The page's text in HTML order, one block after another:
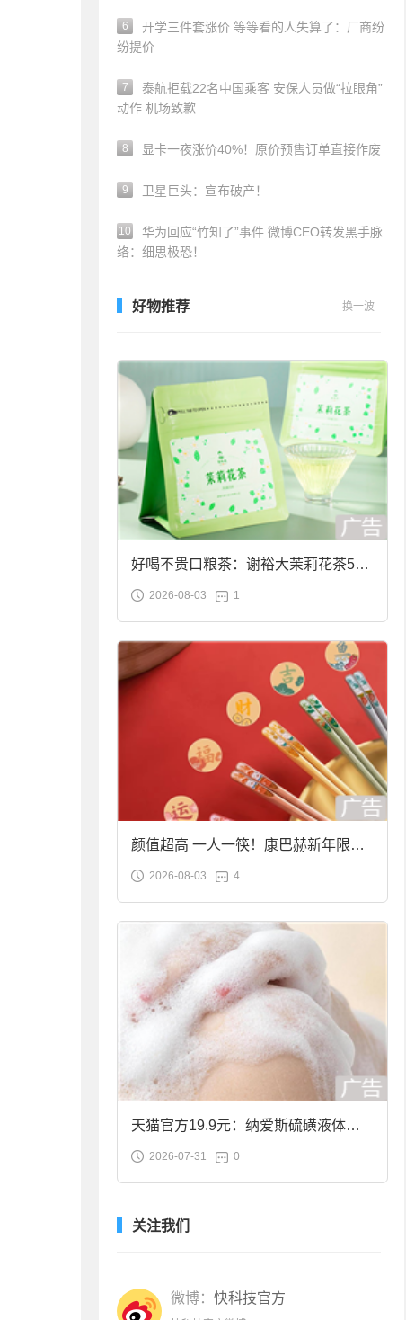
6
开学三件套涨价 等等看的人失算了：厂商纷
纷提价
7
泰航拒载22名中国乘客 安保人员做“拉眼角”
动作 机场致歉
8 显卡一夜涨价40%！原价预售订单直接作废
9 卫星巨头：宣布破产！
10
华为回应“竹知了”事件 微博CEO转发黑手脉
络：细思极恐！
好物推荐 换一波
好喝不贵口粮茶：谢裕大茉莉花茶50g
袋装9.9元到手
2026-08-03 1
颜值超高 一人一筷！康巴赫新年限定
合金筷子大促：19.9元
2026-08-03 4
天猫官方19.9元：纳爱斯硫磺液体香
皂2斤大促
2026-07-31 0
关注我们
微博： 快科技官方